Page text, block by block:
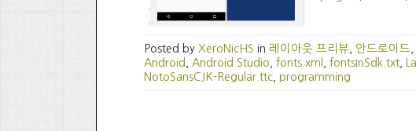
Posted by XeroNicHS in 레이아웃 프리뷰 안드로이드
Android
Android Studio fonts.xml fontsInSdk.txt
NotoSansCJK-Regular.ttc programming